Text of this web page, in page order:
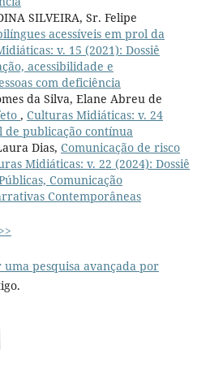
SILVEIRA, Sr. Felipe
acessíveis em prol da
v. 15 (2021): Dossiê
acessibilidade e
com deficiência
da Silva, Elane Abreu de
, Culturas Midiáticas: v. 24
de publicação contínua
Dias, Comunicação de risco
Midiáticas: v. 22 (2024): Dossiê
Comunicação
Contemporâneas
>>
pesquisa avançada por